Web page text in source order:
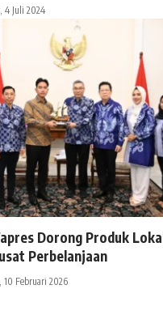
4 Juli 2024
Dorong Produk
Perbelanjaan
10 Februari 2026